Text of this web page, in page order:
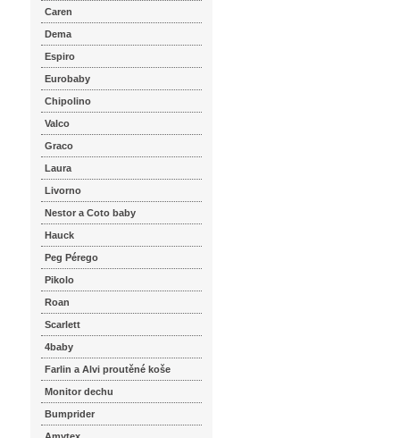
Caren
Dema
Espiro
Eurobaby
Chipolino
Valco
Graco
Laura
Livorno
Nestor a Coto baby
Hauck
Peg Pérego
Pikolo
Roan
Scarlett
4baby
Farlin a Alvi proutěné koše
Monitor dechu
Bumprider